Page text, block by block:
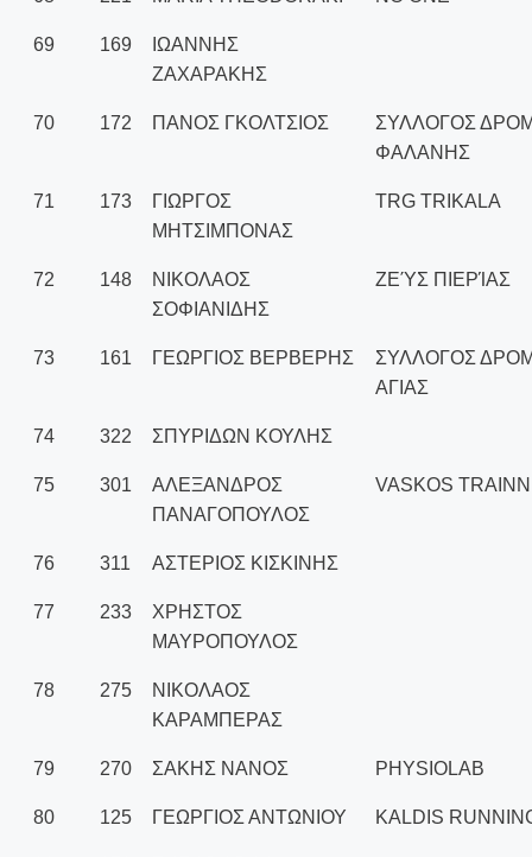
69 169
ΙΩΑΝΝΗΣ
ΖΑΧΑΡΑΚΗΣ
70 172 ΠΑΝΟΣ ΓΚΟΛΤΣΙΟΣ
ΣΥΛΛΟΓΟΣ
ΦΑΛΑΝΗΣ
71 173
ΓΙΩΡΓΟΣ
ΜΗΤΣΙΜΠΟΝΑΣ
TRG TRIKALA
72 148
ΝΙΚΟΛΑΟΣ
ΣΟΦΙΑΝΙΔΗΣ
ΖΕΎΣ ΠΙΕΡΊΑΣ
73 161 ΓΕΩΡΓΙΟΣ ΒΕΡΒΕΡΗΣ
ΣΥΛΛΟΓΟΣ
ΑΓΙΑΣ
74 322 ΣΠΥΡΙΔΩΝ ΚΟΥΛΗΣ
75 301
ΑΛΕΞΑΝΔΡΟΣ
ΠΑΝΑΓΟΠΟΥΛΟΣ
VASKOS
76 311 ΑΣΤΕΡΙΟΣ ΚΙΣΚΙΝΗΣ
77 233
ΧΡΗΣΤΟΣ
ΜΑΥΡΟΠΟΥΛΟΣ
78 275
ΝΙΚΟΛΑΟΣ
ΚΑΡΑΜΠΕΡΑΣ
79 270 ΣΑΚΗΣ ΝΑΝΟΣ PHYSIOLAB
80 125 ΓΕΩΡΓΙΟΣ ΑΝΤΩΝΙΟΥ KALDIS